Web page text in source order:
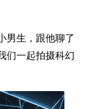
男生，跟他聊了
们一起拍摄科幻